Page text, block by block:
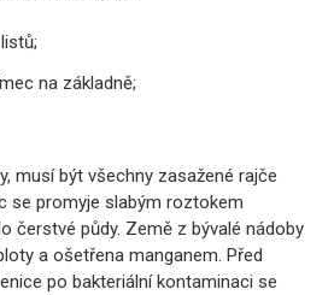
na základně;
musí být všechny zasažené rajče
se promyje slabým roztokem
čerstvé půdy. Země z bývalé nádoby
a ošetřena manganem. Před
po bakteriální kontaminaci se